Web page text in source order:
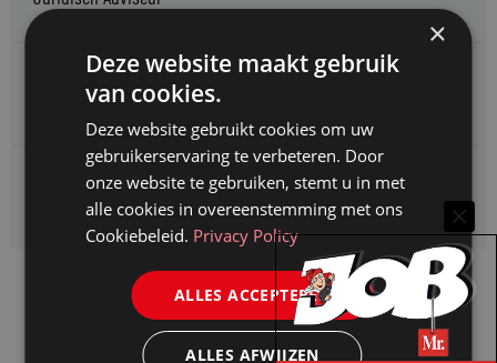
CAOP zoekt een
Juridisch adviseur (junior)
Kifid zoekt een
Jurist- secretaris
×
Deze website maakt gebruik
van cookies.
Deze website gebruikt cookies om uw
gebruikerservaring te verbeteren. Door
onze website te gebruiken, stemt u in met
alle cookies in overeenstemming met ons
Cookiebeleid. Privacy Policy
ALLES ACCEPTEREN
ALLES AFWIJZEN